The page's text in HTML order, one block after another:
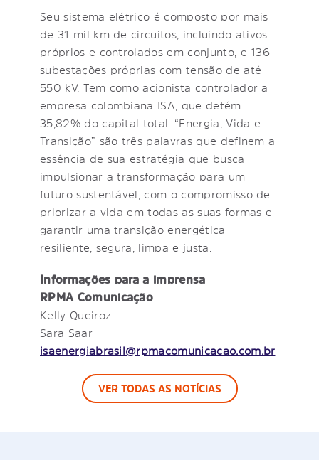
Seu sistema elétrico é composto por mais
de 31 mil km de circuitos, incluindo ativos
próprios e controlados em conjunto, e 136
subestações próprias com tensão de até
550 kV. Tem como acionista controlador a
empresa colombiana ISA, que detém
35,82% do capital total. “Energia, Vida e
Transição” são três palavras que definem a
essência de sua estratégia que busca
impulsionar a transformação para um
futuro sustentável, com o compromisso de
priorizar a vida em todas as suas formas e
garantir uma transição energética
resiliente, segura, limpa e justa.
Informações para a imprensa
RPMA Comunicação
Kelly Queiroz
Sara Saar
isaenergiabrasil@rpmacomunicacao.com.br
VER TODAS AS NOTÍCIAS